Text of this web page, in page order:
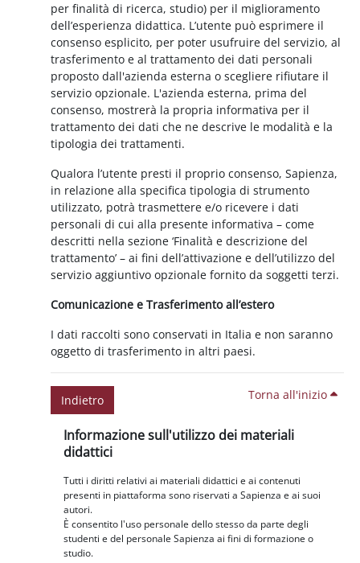
per finalità di ricerca, studio) per il miglioramento
dell’esperienza didattica. L’utente può esprimere il
consenso esplicito, per poter usufruire del servizio, al
trasferimento e al trattamento dei dati personali
proposto dall'azienda esterna o scegliere rifiutare il
servizio opzionale. L'azienda esterna, prima del
consenso, mostrerà la propria informativa per il
trattamento dei dati che ne descrive le modalità e la
tipologia dei trattamenti.
Qualora l’utente presti il proprio consenso, Sapienza,
in relazione alla specifica tipologia di strumento
utilizzato, potrà trasmettere e/o ricevere i dati
personali di cui alla presente informativa – come
descritti nella sezione ‘Finalità e descrizione del
trattamento’ – ai fini dell’attivazione e dell’utilizzo del
servizio aggiuntivo opzionale fornito da soggetti terzi.
Comunicazione e Trasferimento all’estero
I dati raccolti sono conservati in Italia e non saranno
oggetto di trasferimento in altri paesi.
Indietro Torna all'inizio
Blocchi
Informazione sull'utilizzo dei materiali
didattici
Tutti i diritti relativi ai materiali didattici e ai contenuti
presenti in piattaforma sono riservati a Sapienza e ai suoi
autori.
È consentito l'uso personale dello stesso da parte degli
studenti e del personale Sapienza ai fini di formazione o
studio.